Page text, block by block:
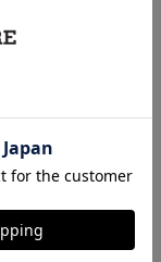
ジュビロ磐田 ピカチュ
ウ タオルマフラー